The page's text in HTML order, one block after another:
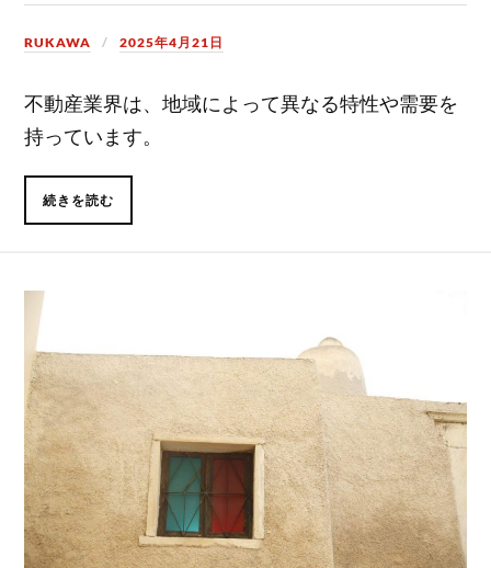
RUKAWA 2025年4月21日
不動産業界は、地域によって異なる特性や需要を
持っています。
続きを読む